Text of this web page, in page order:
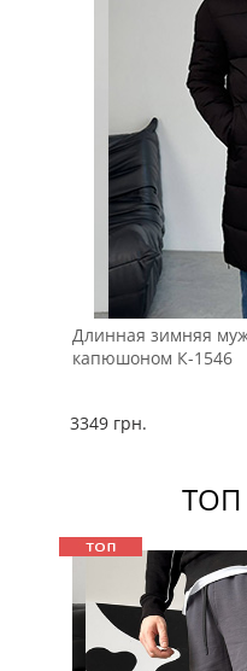
Длинная зимняя
капюшоном К-1546
3349 грн.